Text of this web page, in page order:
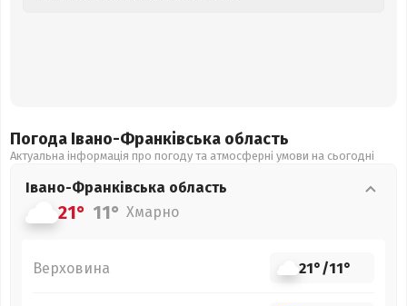
Погода Івано-Франківська область
Актуальна інформація про погоду та атмосферні умови на сьогодні
Івано-Франківська область
21° 11° Хмарно
Верховина 21°/11°